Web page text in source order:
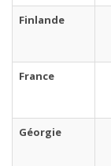
Finlande
France
Géorgie